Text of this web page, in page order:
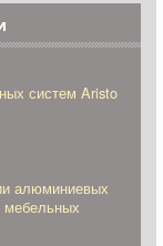
систем Aristo
алюминиевых